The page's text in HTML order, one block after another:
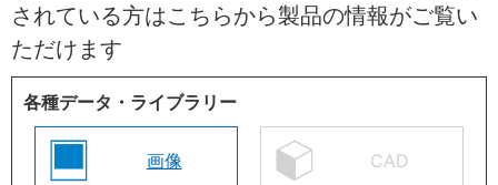
されている方はこちらから製品の情報がご覧い
ただけます
各種データ・ライブラリー
画像 CAD